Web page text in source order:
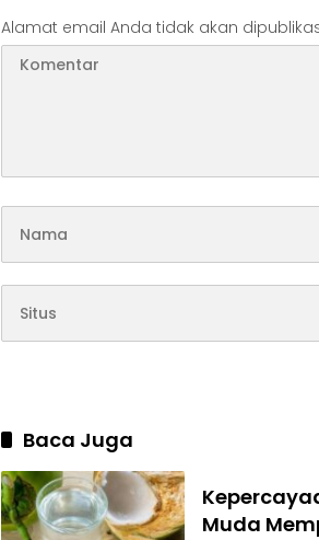
Alamat email Anda tidak akan
Baca Juga
Muda